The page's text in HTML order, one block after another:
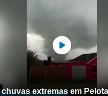
extremas em